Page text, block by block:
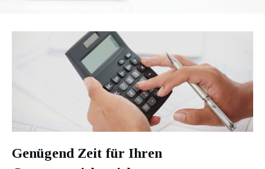
Genügend Zeit für Ihren